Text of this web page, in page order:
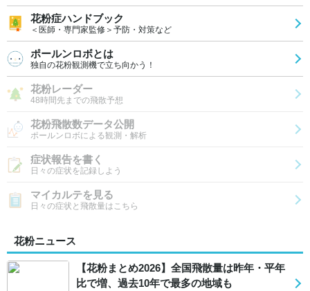
花粉症ハンドブック
＜医師・専門家監修＞予防・対策など
ポールンロボとは
独自の花粉観測機で立ち向かう！
花粉レーダー
48時間先までの飛散予想
花粉飛散数データ公開
ポールンロボによる観測・解析
症状報告を書く
日々の症状を記録しよう
マイカルテを見る
日々の症状と飛散量はこちら
花粉ニュース
【花粉まとめ2026】全国飛散量は昨年・平年
比で増、過去10年で最多の地域も